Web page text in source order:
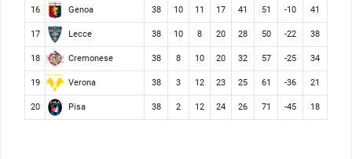
16 Genoa 38 10 11 17 41 51 -10 41
17 Lecce 38 10 8 20 28 50 -22 38
18 Cremonese 38 8 10 20 32 57 -25 34
19 Verona 38 3 12 23 25 61 -36 21
20 Pisa 38 2 12 24 26 71 -45 18